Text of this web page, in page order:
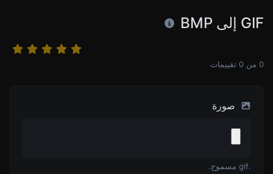
GIF إلى BMP
0من 0تقييمات
صورة
.gif مسموح.